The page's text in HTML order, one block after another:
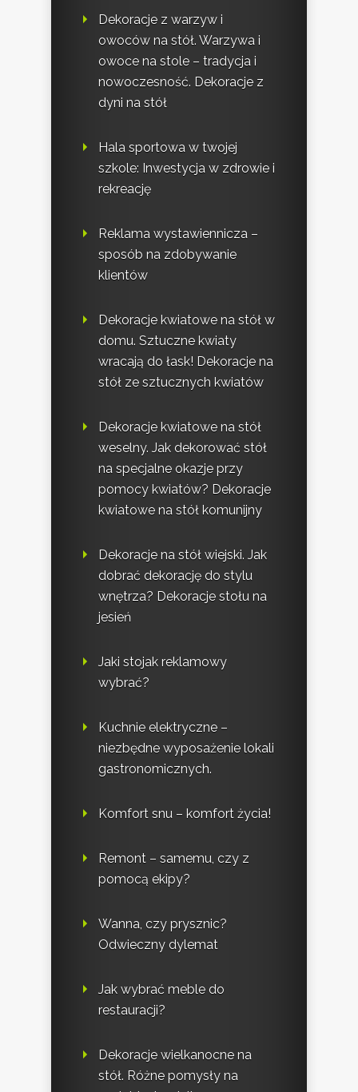
Dekoracje z warzyw i
owoców na stół. Warzywa i
owoce na stole – tradycja i
nowoczesność. Dekoracje z
dyni na stół
Hala sportowa w twojej
szkole: Inwestycja w zdrowie i
rekreację
Reklama wystawiennicza –
sposób na zdobywanie
klientów
Dekoracje kwiatowe na stół w
domu. Sztuczne kwiaty
wracają do łask! Dekoracje na
stół ze sztucznych kwiatów
Dekoracje kwiatowe na stół
weselny. Jak dekorować stół
na specjalne okazje przy
pomocy kwiatów? Dekoracje
kwiatowe na stół komunijny
Dekoracje na stół wiejski. Jak
dobrać dekorację do stylu
wnętrza? Dekoracje stołu na
jesień
Jaki stojak reklamowy
wybrać?
Kuchnie elektryczne –
niezbędne wyposażenie lokali
gastronomicznych.
Komfort snu – komfort życia!
Remont – samemu, czy z
pomocą ekipy?
Wanna, czy prysznic?
Odwieczny dylemat
Jak wybrać meble do
restauracji?
Dekoracje wielkanocne na
stół. Różne pomysły na